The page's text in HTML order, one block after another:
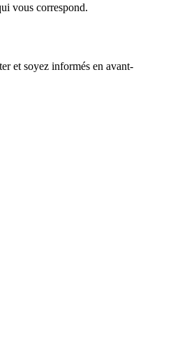
vous correspond.
et soyez informés en avant-